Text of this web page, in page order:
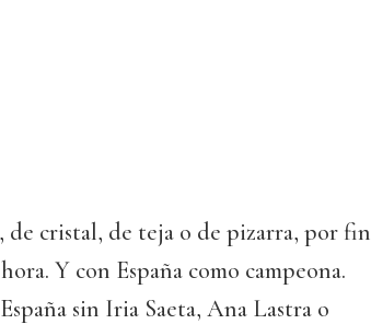
de cristal, de teja o de pizarra, por fin
Y con España como campeona.
sin Iria Saeta, Ana Lastra o